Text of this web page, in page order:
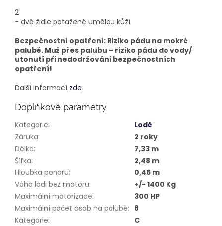
2
- dvě židle potažené umělou kůží
Bezpečnostní opatření: Riziko pádu na mokré
palubě. Muž přes palubu – riziko pádu do vody/
utonutí při nedodržování bezpečnostních
opatření!
Další informací zde
Doplňkové parametry
Kategorie:
Lodě
Záruka:
2 roky
Délka:
7,33 m
Šířka:
2,48 m
Hloubka ponoru:
0,45 m
Váha lodi bez motoru:
+/- 1400 Kg
Maximální motorizace:
300 HP
Maximální počet osob na palubě: 8
Kategorie:
C